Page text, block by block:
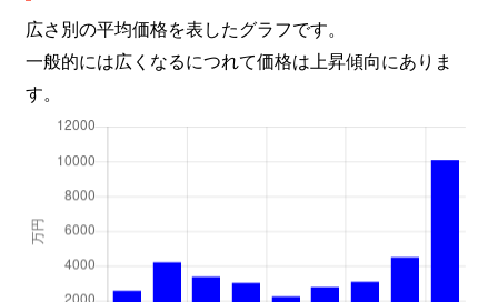
広さ別の平均価格を表したグラフです。
一般的には広くなるにつれて価格は上昇傾向にありま
す。